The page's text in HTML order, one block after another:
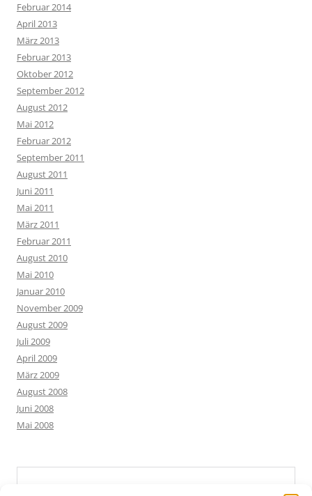
Februar 2014
April 2013
März 2013
Februar 2013
Oktober 2012
September 2012
August 2012
Mai 2012
Februar 2012
September 2011
August 2011
Juni 2011
Mai 2011
März 2011
Februar 2011
August 2010
Mai 2010
Januar 2010
November 2009
August 2009
Juli 2009
April 2009
März 2009
August 2008
Juni 2008
Mai 2008